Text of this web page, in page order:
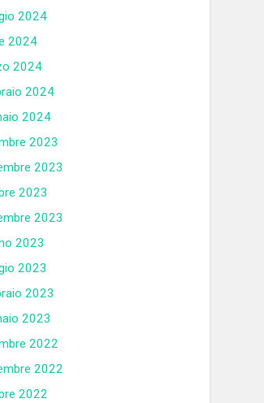
2024
2024
2024
2024
2024
2023
2023
2023
2023
2023
2023
2023
2023
2022
2022
2022